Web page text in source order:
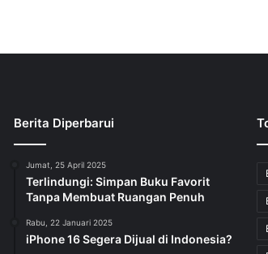
Berita Diperbarui
Jumat, 25 April 2025
Terlindungi: Simpan Buku Favorit
Tanpa Membuat Ruangan Penuh
Rabu, 22 Januari 2025
iPhone 16 Segera Dijual di Indonesia?